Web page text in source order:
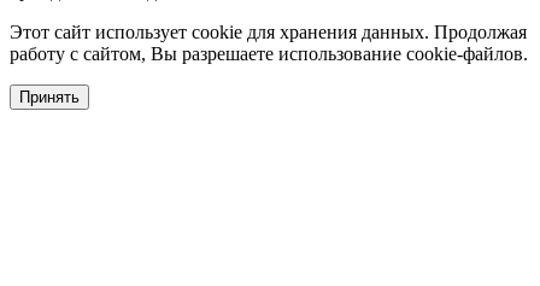
Этот сайт использует cookie для хранения данных. Продолжая
работу с сайтом, Вы разрешаете использование cookie-файлов.
Принять